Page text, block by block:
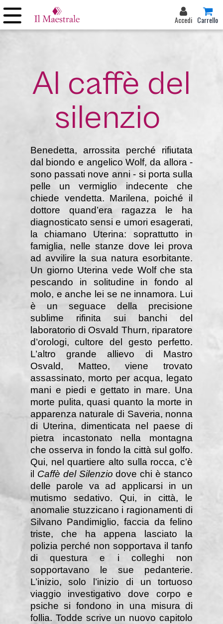
Accedi Carrello
Al caffè del
silenzio
Benedetta, arrossita perché rifiutata
dal biondo e angelico Wolf, da allora -
sono passati nove anni - si porta sulla
pelle un vermiglio indecente che
chiede vendetta. Marilena, poiché il
dottore quand’era ragazza le ha
diagnosticato sensi e umori esagerati,
la chiamano Uterina: soprattutto in
famiglia, nelle stanze dove lei prova
ad avvilire la sua natura esorbitante.
Un giorno Uterina vede Wolf che sta
pescando in solitudine in fondo al
molo, e anche lei se ne innamora. Lui
è un seguace della precisione
sublime rifinita sui banchi del
laboratorio di Osvald Thurn, riparatore
d’orologi, cultore del gesto perfetto.
L’altro grande allievo di Mastro
Osvald, Matteo, viene trovato
assassinato, morto per acqua, legato
mani e piedi e gettato in mare. Una
morte pulita, quasi quanto la morte in
apparenza naturale di Saveria, nonna
di Uterina, dimenticata nel paese di
pietra incastonato nella montagna
che osserva in fondo la città sul golfo.
Qui, nel quartiere alto sulla rocca, c’è
il Caffè del Silenzio dove chi è stanco
delle parole va ad applicarsi in un
mutismo sedativo. Qui, in città, le
anomalie stuzzicano i ragionamenti di
Silvano Pandimiglio, faccia da felino
triste, che ha appena lasciato la
polizia perché non sopportava il tanfo
di questura e i colleghi non
sopportavano le sue pedanterie.
L’inizio, solo l’inizio di un tortuoso
viaggio investigativo dove corpo e
psiche si fondono in una misura di
follia. Todde scrive un nuovo capitolo